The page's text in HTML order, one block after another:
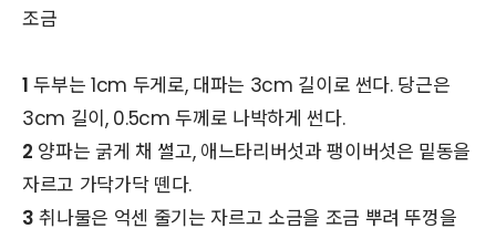
조금
1 두부는 1cm 두게로, 대파는 3cm 길이로 썬다. 당근은
3cm 길이, 0.5cm 두께로 나박하게 썬다.
2 양파는 굵게 채 썰고, 애느타리버섯과 팽이버섯은 밑동을
자르고 가닥가닥 뗀다.
3 취나물은 억센 줄기는 자르고 소금을 조금 뿌려 뚜껑을